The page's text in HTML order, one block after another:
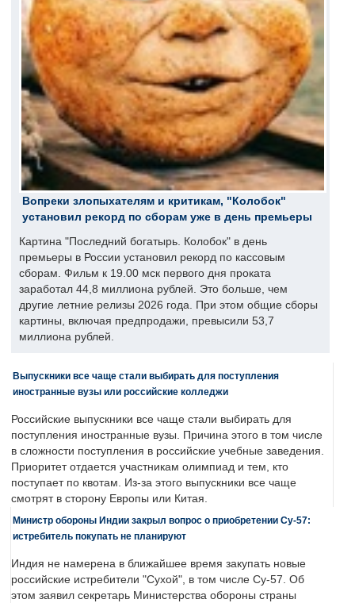
Вопреки злопыхателям и критикам, "Колобок"
установил рекорд по сборам уже в день премьеры
Картина "Последний богатырь. Колобок" в день
премьеры в России установил рекорд по кассовым
сборам. Фильм к 19.00 мск первого дня проката
заработал 44,8 миллиона рублей. Это больше, чем
другие летние релизы 2026 года. При этом общие сборы
картины, включая предпродажи, превысили 53,7
миллиона рублей.
Выпускники все чаще стали выбирать для поступления
иностранные вузы или российские колледжи
Российские выпускники все чаще стали выбирать для
поступления иностранные вузы. Причина этого в том числе
в сложности поступления в российские учебные заведения.
Приоритет отдается участникам олимпиад и тем, кто
поступает по квотам. Из-за этого выпускники все чаще
смотрят в сторону Европы или Китая.
Министр обороны Индии закрыл вопрос о приобретении Су-57:
истребитель покупать не планируют
Индия не намерена в ближайшее время закупать новые
российские истребители "Сухой", в том числе Су-57. Об
этом заявил секретарь Министерства обороны страны